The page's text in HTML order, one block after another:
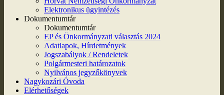
Elektronikus ügyintézés
Dokumentumtár
Dokumentumtár
EP és Önkormányzati választás 2024
Adatlapok, Hírdetmények
Jogszabályok / Rendeletek
Polgármesteri határozatok
Nyilvános jegyzőkönyvek
Nagykozári Óvoda
Elérhetőségek